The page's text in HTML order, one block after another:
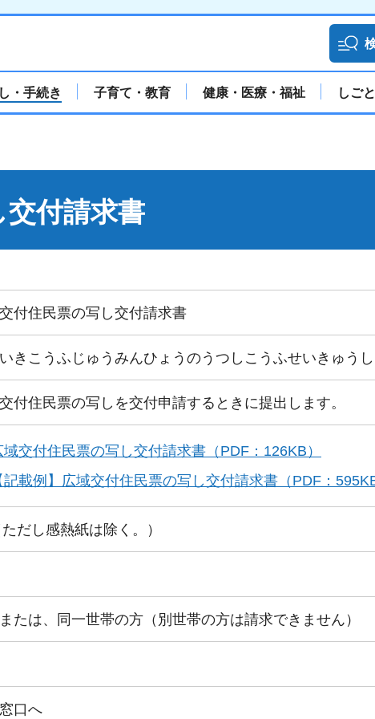
・手続き 子育て・教育 健康・医療・福祉 しご
交付請求書
付住民票の写し交付請求書
きこうふじゅうみんひょうのうつしこうふせいきゅう
付住民票の写しを交付申請するときに提出します。
域交付住民票の写し交付請求書（PDF：126KB）
記載例】広域交付住民票の写し交付請求書（PDF：
だし感熱紙は除く。）
たは、同一世帯の方（別世帯の方は請求できません）
口へ